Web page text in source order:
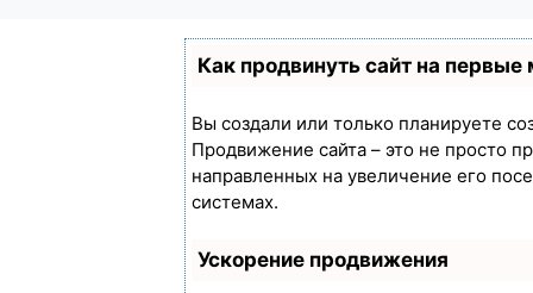
Как продвинуть сайт на первые
Вы создали или только планируете
Продвижение сайта – это не просто
направленных на увеличение его
системах.
Ускорение продвижения